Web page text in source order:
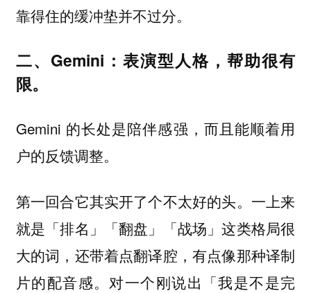
靠得住的缓冲垫并不过分。
二、Gemini：表演型人格，帮助很有
限。
Gemini 的长处是陪伴感强，而且能顺着用
户的反馈调整。
第一回合它其实开了个不太好的头。一上来
就是「排名」「翻盘」「战场」这类格局很
大的词，还带着点翻译腔，有点像那种译制
片的配音感。对一个刚说出「我是不是完